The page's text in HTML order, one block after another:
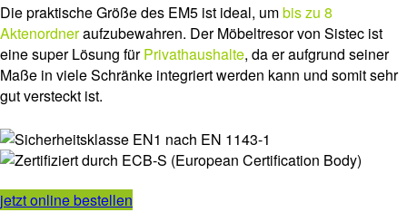
Die praktische Größe des EM5 ist ideal, umbis zu 8
Aktenordneraufzubewahren. Der Möbeltresor von Sistec ist
eine super Lösung fürPrivathaushalte, da er aufgrund seiner
Maße in viele Schränke integriert werden kann und somit sehr
gut versteckt ist.
jetzt online bestellen